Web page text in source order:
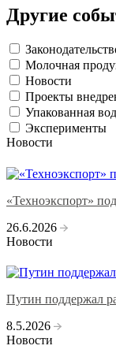
Другие
Молочная
Новости
Проекты
Упакованная
Эксперименты
Новости
«Техноэкспорт»
26.6.2026
Новости
Путин поддержал
8.5.2026
Новости